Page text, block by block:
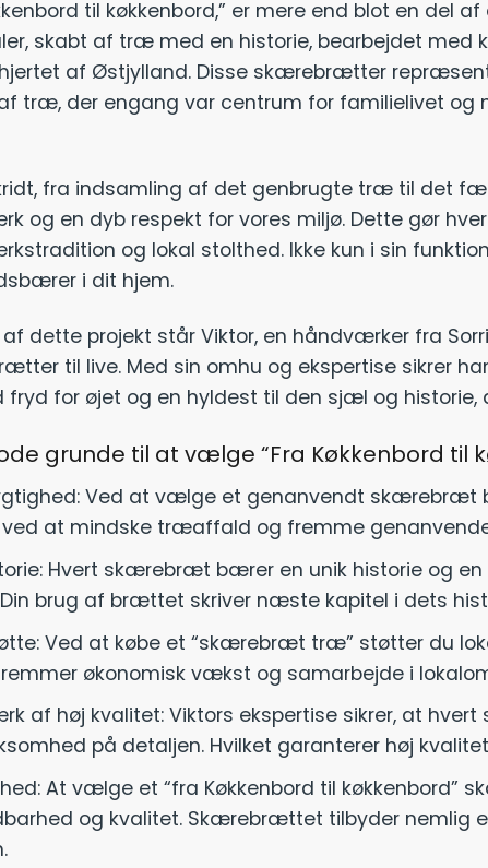
til køkkenbord,” er mere end blot en del
skabt af træ med en historie, bearbejdet med
af Østjylland. Disse skærebrætter
træ, der engang var centrum for familielivet
fra indsamling af det genbrugte træ til det
og en dyb respekt for vores miljø. Dette gør
og lokal stolthed. Ikke kun i sin
i dit hjem.
dette projekt står Viktor, en håndværker fra
til live. Med sin omhu og ekspertise sikrer
fryd for øjet og en hyldest til den sjæl og historie,
grunde til at vælge “Fra Køkkenbord
Ved at vælge et genanvendt skærebræt
at mindske træaffald og fremme
Hvert skærebræt bærer en unik historie og
Din brug af brættet skriver næste kapitel i dets
Ved at købe et “skærebræt træ” støtter du
økonomisk vækst og samarbejde i
af høj kvalitet: Viktors ekspertise sikrer, at
på detaljen. Hvilket garanterer høj
At vælge et “fra Køkkenbord til
og kvalitet. Skærebrættet tilbyder nemlig